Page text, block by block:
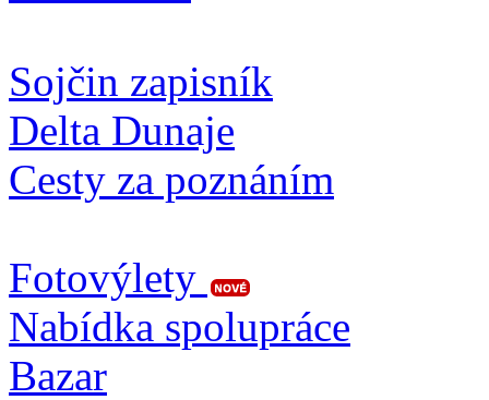
Sojčin zapisník
Delta Dunaje
Cesty za poznáním
Fotovýlety
Nabídka spolupráce
Bazar